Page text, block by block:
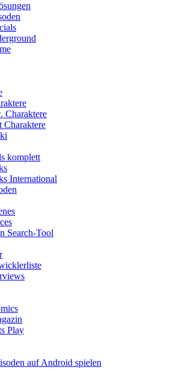
Charaktere
Charaktere
komplett
International
Search-Tool
Play
auf Android spielen